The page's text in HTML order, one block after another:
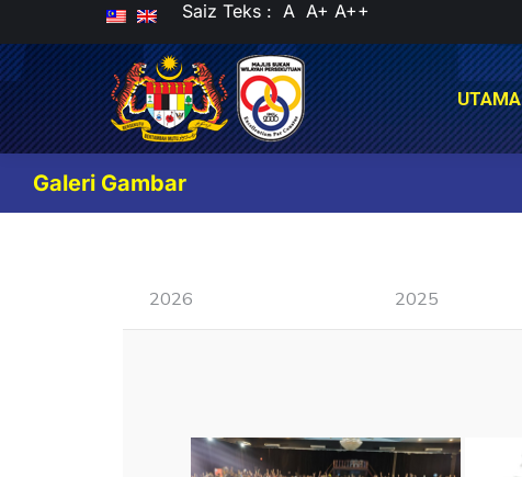
Saiz Teks : A A+ A++
UTAMA
Galeri Gambar
2026 2025
UTAMA